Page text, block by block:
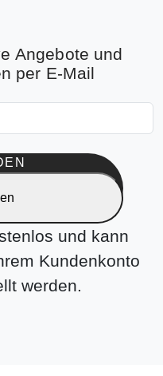
Angebote und
per E-Mail
und kann
Kundenkonto
werden.